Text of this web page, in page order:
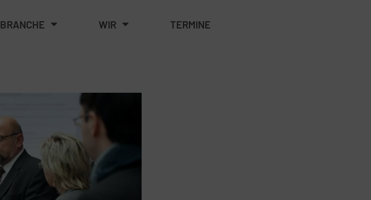
BRANCHE WIR TERMINE